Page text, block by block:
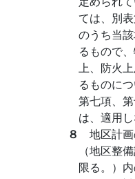
ては、別
のうち当
るもので
上、防火
るものに
第七項、
は、適用し
８ 地区計
（地区整
限る。）